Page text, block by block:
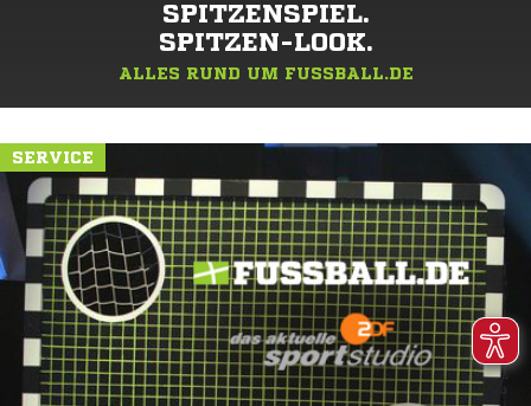
SPITZENSPIEL.
SPITZEN-LOOK.
ALLES RUND UM FUSSBALL.DE
SERVICE